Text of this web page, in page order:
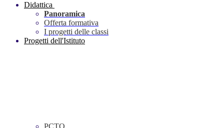
Didattica
Panoramica
Offerta formativa
I progetti delle classi
Progetti dell'Istituto